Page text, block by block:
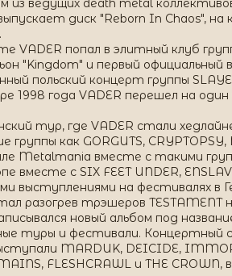
ведущих death metal
диск "Reborn In Chaos",
VADER попал в элитный клуб
"Kingdom" и первый официальный
польский концерт группы
1998 года VADER перешел на
тур, где VADER стали
как GORGUTS,
Metalmania вместе с такими
с SIX FEET UNDER,
выступлениями на фестивалях в
разогрев трэшеров
новый альбом под
туры и фестивали. Концертный
MARDUK, DEICIDE,
FLESHCRAWL и THE